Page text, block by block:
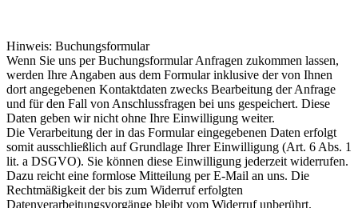
Hinweis: Buchungsformular
Wenn Sie uns per Buchungsformular Anfragen zukommen lassen,
werden Ihre Angaben aus dem Formular inklusive der von Ihnen
dort angegebenen Kontaktdaten zwecks Bearbeitung der Anfrage
und für den Fall von Anschlussfragen bei uns gespeichert. Diese
Daten geben wir nicht ohne Ihre Einwilligung weiter.
Die Verarbeitung der in das Formular eingegebenen Daten erfolgt
somit ausschließlich auf Grundlage Ihrer Einwilligung (Art. 6 Abs. 1
lit. a DSGVO). Sie können diese Einwilligung jederzeit widerrufen.
Dazu reicht eine formlose Mitteilung per E-Mail an uns. Die
Rechtmäßigkeit der bis zum Widerruf erfolgten
Datenverarbeitungsvorgänge bleibt vom Widerruf unberührt.